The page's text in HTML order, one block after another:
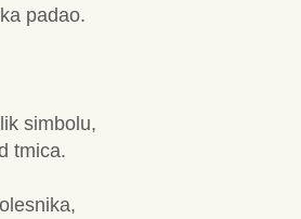
padao.
simbolu,
tmica.